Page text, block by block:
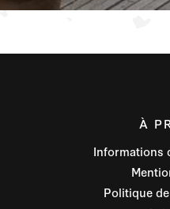
À
Informations
Politique